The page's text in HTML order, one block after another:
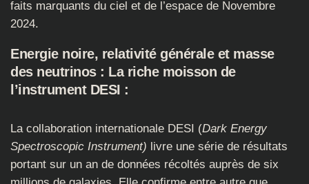
faits marquants du ciel et de l’espace de Novembre
2024.
Energie noire, relativité générale et masse
des neutrinos : La riche moisson de
l’instrument DESI :
La collaboration internationale DESI (Dark Energy
Spectroscopic Instrument) livre une série de résultats
portant sur un an de données récoltés auprès de six